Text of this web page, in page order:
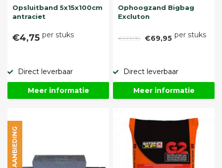
Opsluitband 5x15x100cm
antraciet
€4,75 per stuks
Direct leverbaar
Meer informatie
Ophoogzand Bigbag
Excluton
€89,95 €69,95 per stuks
Direct leverbaar
Meer informatie
AANBIEDING